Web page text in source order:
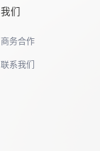
我们
商务合作
联系我们